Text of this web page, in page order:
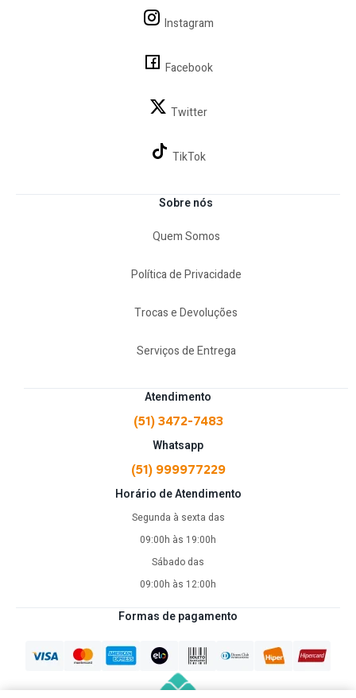
Atendimento
(51) 3472-7483
Whatsapp
(51) 999977229
Horário de Atendimento
Segunda à sexta das
09:00h às 19:00h
Sábado das
09:00h às 12:00h
Sobre nós
Quem Somos
Política de Privacidade
Trocas e Devoluções
Serviços de Entrega
Instagram
Facebook
Twitter
TikTok
Formas de pagamento